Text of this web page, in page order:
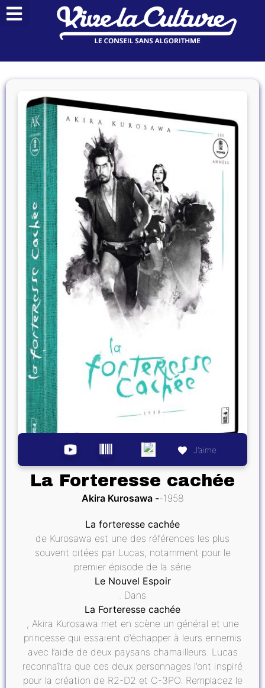
J’aime
La Forteresse cachée
Akira Kurosawa 1958
La forteresse cachée
de Kurosawa est une des références les plus
souvent citées par Lucas, notamment pour le
premier épisode de la série
Le Nouvel Espoir
. Dans
La Forteresse cachée
, Akira Kurosawa met en scène un général et une
princesse qui essaient d’échapper à leurs ennemis
avec l’aide de deux paysans chamailleurs. Lucas
reconnaîtra que ces deux personnages l’ont inspiré
pour la création de R2-D2 et C-3PO. Remplacez le